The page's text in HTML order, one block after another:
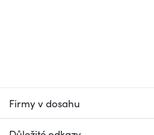
Firmy v dosahu